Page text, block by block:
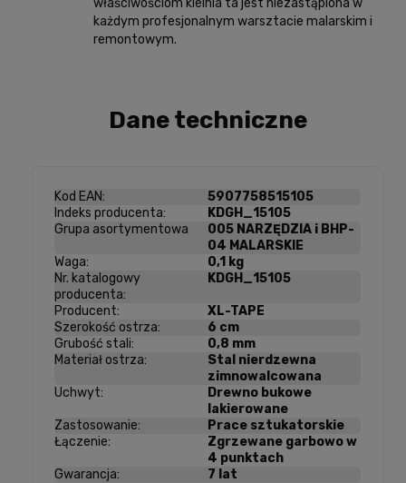
każdym profesjonalnym warsztacie malarskim i
remontowym.
Dane techniczne
Kod EAN:
5907758515105
Indeks producenta:
KDGH_15105
Grupa asortymentowa
005 NARZĘDZIA i BHP-
04 MALARSKIE
Waga:
0,1 kg
Nr. katalogowy
producenta:
KDGH_15105
Producent:
XL-TAPE
Szerokość ostrza:
6 cm
Grubość stali:
0,8 mm
Materiał ostrza:
Stal nierdzewna
zimnowalcowana
Uchwyt:
Drewno bukowe
lakierowane
Zastosowanie:
Prace sztukatorskie
Łączenie:
Zgrzewane garbowo w
4 punktach
Gwarancja:
7 lat